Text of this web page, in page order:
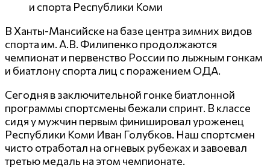
и спорта Республики Коми
В Ханты-Мансийске на базе центра зимних видов
спорта им. А.В. Филипенко продолжаются
чемпионат и первенство России по лыжным гонкам
и биатлону спорта лиц с поражением ОДА.
Сегодня в заключительной гонке биатлонной
программы спортсмены бежали спринт. В классе
сидя у мужчин первым финишировал уроженец
Республики Коми Иван Голубков. Наш спортсмен
чисто отработал на огневых рубежах и завоевал
третью медаль на этом чемпионате.